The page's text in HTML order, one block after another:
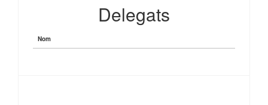
Delegats
Nom